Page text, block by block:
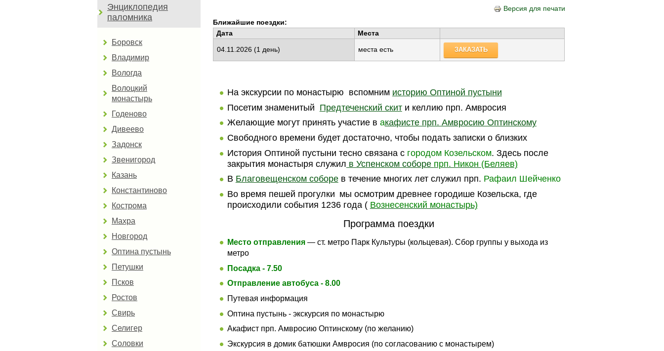
Энциклопедия
паломника
Боровск
Владимир
Вологда
Волоцкий
монастырь
Годеново
Дивеево
Задонск
Звенигород
Казань
Константиново
Кострома
Махра
Новгород
Оптина пустынь
Петушки
Псков
Ростов
Свирь
Селигер
Соловки
Версия для печати
Ближайшие поездки:
Дата
Места
04.11.2026 (1 день) места есть ЗАКАЗАТЬ
На экскурсии по монастырю вспомним историю Оптиной пустыни
Посетим знаменитый Предтеченский скити келлию прп. Амвросия
Желающие могут принять участие в акафисте прп. Амвросию Оптинскому
Свободного времени будет достаточно, чтобы подать записки о близких
История Оптиной пустыни тесно связана с городом Козельском. Здесь после
закрытия монастыря служил в Успенском соборе прп. Никон (Беляев)
В Благовещенском соборев течение многих лет служил прп. Рафаил Шейченко
Во время пешей прогулки мы осмотрим древнее городише Козельска, где
происходили события 1236 года ( Вознесенский монастырь)
Программа поездки
Место отправления — ст. метро Парк Культуры (кольцевая). Сбор группы у выхода из
метро
Посадка - 7.50
Отправление автобуса - 8.00
Путевая информация
Оптина пустынь - экскурсия по монастырю
Акафист прп. Амвросию Оптинскому (по желанию)
Экскурсия в домик батюшки Амвросия (по согласованию с монастырем)